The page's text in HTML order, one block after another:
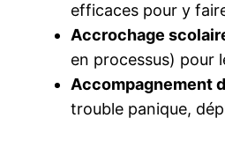
efficaces pour y
Accrochage
en processus) pour
Accompagnement
trouble panique,